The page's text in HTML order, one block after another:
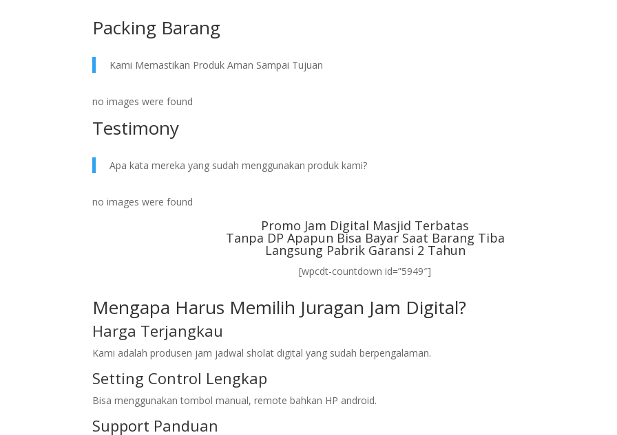
Packing Barang
Kami Memastikan Produk Aman Sampai Tujuan
no images were found
Testimony
Apa kata mereka yang sudah menggunakan produk kami?
no images were found
Promo Jam Digital Masjid Terbatas
Tanpa DP Apapun Bisa Bayar Saat Barang Tiba
Langsung Pabrik Garansi 2 Tahun
[wpcdt-countdown id=”5949″]
Mengapa Harus Memilih Juragan Jam Digital?
Harga Terjangkau
Kami adalah produsen jam jadwal sholat digital yang sudah berpengalaman.
Setting Control Lengkap
Bisa menggunakan tombol manual, remote bahkan HP android.
Support Panduan